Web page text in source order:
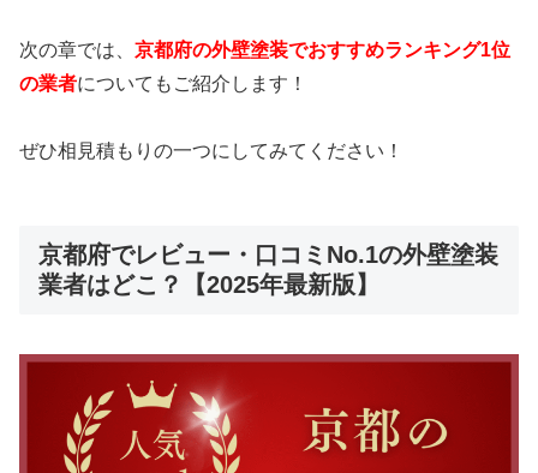
次の章では、 京都府の外壁塗装でおすすめランキング1位
の業者についてもご紹介します！
ぜひ相見積もりの一つにしてみてください！
京都府でレビュー・口コミNo.1の外壁塗装
業者はどこ？【2025年最新版】